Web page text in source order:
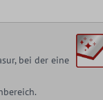
bei der eine